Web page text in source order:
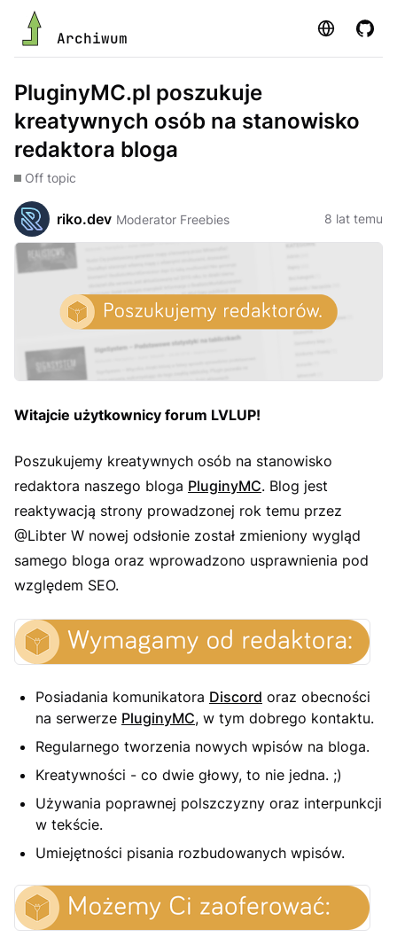
Archiwum Strona
PluginyMC.pl poszukuje
kreatywnych osób na stanowisko
redaktora bloga
Off topic
riko.dev Moderator Freebies 8 lat temu
Witajcie użytkownicy forum LVLUP!
Poszukujemy kreatywnych osób na stanowisko
redaktora naszego bloga PluginyMC. Blog jest
reaktywacją strony prowadzonej rok temu przez
@Libter W nowej odsłonie został zmieniony wygląd
samego bloga oraz wprowadzono usprawnienia pod
względem SEO.
Posiadania komunikatora Discord oraz obecności
na serwerze PluginyMC, w tym dobrego kontaktu.
Regularnego tworzenia nowych wpisów na bloga.
Kreatywności - co dwie głowy, to nie jedna. ;)
Używania poprawnej polszczyzny oraz interpunkcji
w tekście.
Umiejętności pisania rozbudowanych wpisów.